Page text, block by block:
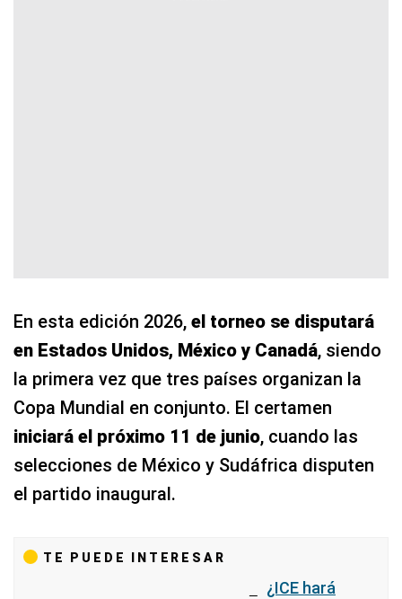
En esta edición 2026, el torneo se disputará
en Estados Unidos, México y Canadá, siendo
la primera vez que tres países organizan la
Copa Mundial en conjunto. El certamen
iniciará el próximo 11 de junio, cuando las
selecciones de México y Sudáfrica disputen
el partido inaugural.
TE PUEDE INTERESAR
¿ICE hará